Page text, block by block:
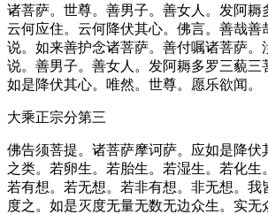
诸菩萨。世尊。善男子。善女人。发阿耨
云何应住。云何降伏其心。佛言。善哉善
说。如来善护念诸菩萨。善付嘱诸菩萨。
说。善男子。善女人。发阿耨多罗三藐三
如是降伏其心。唯然。世尊。愿乐欲闻。
大乘正宗分第三
佛告须菩提。诸菩萨摩诃萨。应如是降伏
之类。若卵生。若胎生。若湿生。若化生
若有想。若无想。若非有想。非无想。我
度之。如是灭度无量无数无边众生。实无